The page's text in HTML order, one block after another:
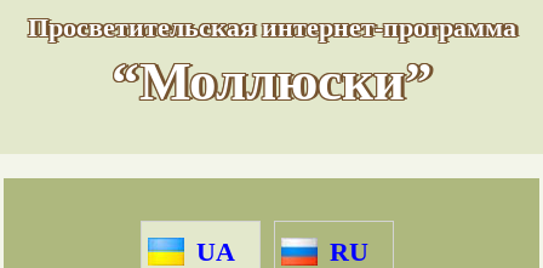
Просветительская интернет-программа
“Моллюски”
UA RU